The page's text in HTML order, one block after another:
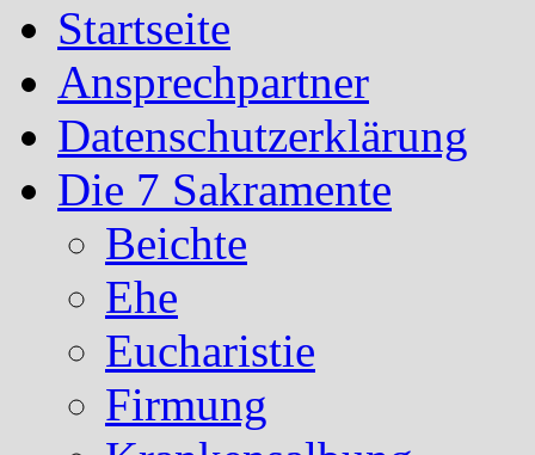
Startseite
Ansprechpartner
Datenschutzerklärung
Die 7 Sakramente
Beichte
Ehe
Eucharistie
Firmung